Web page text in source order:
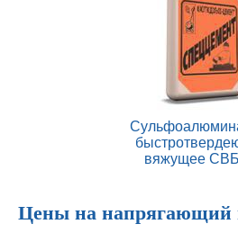
вяжущее
Цены на напрягающий